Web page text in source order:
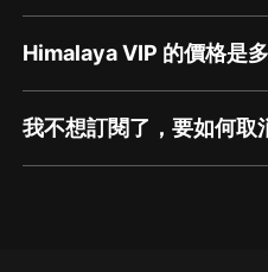
Himalaya VIP 的價格是
我不想訂閱了，要如何取